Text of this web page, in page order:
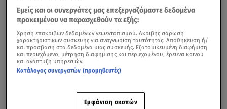
Εμείς και οι συνεργάτες μας επεξεργαζόμαστε δεδομένα
προκειμένου να παρασχεθούν τα εξής:
Χρήση επακριβών δεδομένων γεωεντοπισμού. Ακριβής σάρωση
χαρακτηριστικών συσκευής για αναγνώριση ταυτότητας. Αποθήκευση ή/
και πρόσβαση στα δεδομένα μιας συσκευής. Εξατομικευμένη διαφήμιση
και περιεχόμενο, μέτρηση διαφήμισης και περιεχομένου, έρευνα κοινού
και ανάπτυξη υπηρεσιών.
Κατάλογος συνεργατών (προμηθευτές)
Εμφάνιση σκοπών